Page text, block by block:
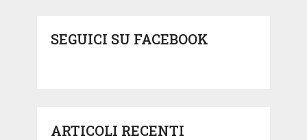
SEGUICI SU FACEBOOK
ARTICOLI RECENTI